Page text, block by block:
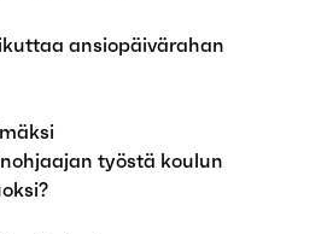
ansiopäivärahan
työstä koulun